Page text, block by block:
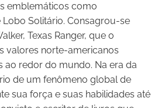
emblemáticos como
Solitário. Consagrou-se
Texas Ranger, que o
valores norte-americanos
ao redor do mundo. Na era da
de um fenômeno global de
sua força e suas habilidades até